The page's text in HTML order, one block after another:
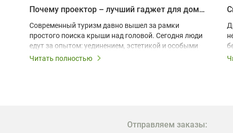
Почему проектор – лучший гаджет для домика в глэмпинге
Современный туризм давно вышел за рамки
простого поиска крыши над головой. Сегодня люди
едут за опытом: уединением, эстетикой и особыми
ощущениями. Владельцы A-frame домов,
эффективных и бюджетных способов стать
Читать полностью
Отправляем заказы: